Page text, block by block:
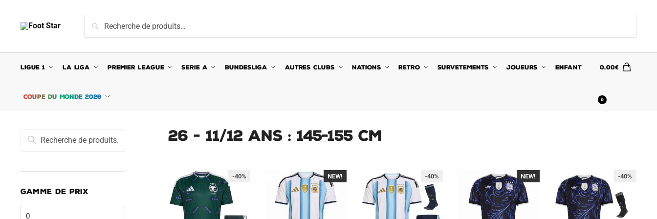
navigation
content
pour :
Recherche
LIGUE 1 LA LIGA PREMIER LEAGUE SERIE A BUNDESLIGA AUTRES CLUBS NATIONS RETRO SURVETEMENTS JOUEURS ENFANT
COUPE DU MONDE 2026
0.00€
0
26 - 11/12 ans : 145-155 cm
-40% -40%
NEW! -40% -40%
NEW! -40%
Recherche
pour :
Recherche
GAMME DE PRIX